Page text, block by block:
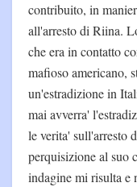
contribuito, in
all'arresto di Riina.
che era in contatto
mafioso americano,
un'estradizione in
mai avverra'
le verita' sull'arresto
perquisizione al suo
indagine mi risulta e